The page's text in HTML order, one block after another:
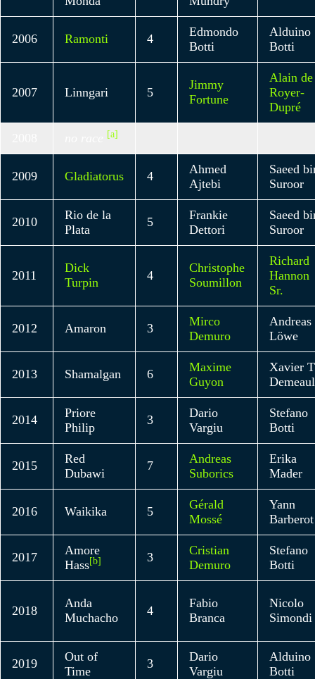
2006 Ramonti 4
Edmondo
Botti
Alduino
Botti
2007 Linngari 5
Jimmy
Fortune
Alain de
Royer-
Dupré
[a]
2009 Gladiatorus 4
Ahmed
Ajtebi
Saeed
Suroor
2010
Rio de la
Plata
5
Frankie
Dettori
Saeed
Suroor
2011
Dick
Turpin
4
Christophe
Soumillon
Richard
Hannon
Sr.
2012 Amaron 3
Mirco
Demuro
Andreas
Löwe
2013 Shamalgan 6
Maxime
Guyon
Xavier
2014
Priore
Philip
3
Dario
Vargiu
Stefano
Botti
2015
Red
Dubawi
7
Andreas
Suborics
Erika
Mader
2016 Waikika 5
Gérald
Mossé
Yann
Barberot
2017
Amore
Hass[b] 3
Cristian
Demuro
Stefano
Botti
2018
Anda
Muchacho
4
Fabio
Branca
Nicolo
Simondi
2019
Out of
Time
3
Dario
Vargiu
Alduino
Botti